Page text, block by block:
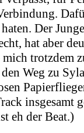
Der
hat aber
trotzdem
Weg zu
insgesamt
eh der Beat.)